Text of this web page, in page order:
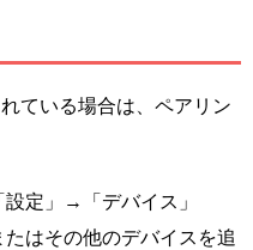
ている場合は、ペアリン
定」→「デバイス」
はその他のデバイスを追